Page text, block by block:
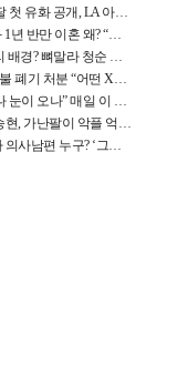
백윤식 손녀+정시아 딸 첫 유화 공개, LA 아트쇼→서울국제조각페스타 작가다운 수준급 실력
유혜리, 배우 이근희과 1년 반만 이혼 왜? “식칼 꽂고 의자 던져” 충격 폭로(특종)[어제TV]
임지연, 그림 같은 발리 배경? 뼈말라 청순 비키니 핏에 상대 안 되네
김성수, ♥박소윤 집 이불 폐기 처분 “어떤 X이랑 썼을지 몰라” 질투(신랑수업2)[어제TV]
44kg 송가인 “비가 오나 눈이 오나” 매일 이 운동, 허벅지 근육량 상승+체지방 감소
“연예인 걱정 NO” 김승현, 가난팔이 악플 억울할만‥아내+딸과 日 여행
재혼 강성연 ♥2살 연하 의사남편 누구? ‘그알’ 자문의에 훈남 비주얼 초엘리트 스펙 [종합]